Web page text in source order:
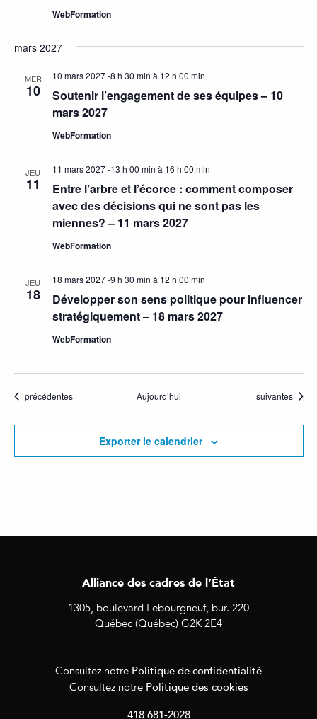
WebFormation
mars 2027
MER
10
Soutenir l’engagement de ses équipes – 10
mars 2027
10 mars 2027 -8 h 30 min à 12 h 00 min
WebFormation
JEU
11
Entre l’arbre et l’écorce : comment composer
avec des décisions qui ne sont pas les
miennes? – 11 mars 2027
11 mars 2027 -13 h 00 min à 16 h 00 min
WebFormation
JEU
18
Développer son sens politique pour influencer
stratégiquement – 18 mars 2027
18 mars 2027 -9 h 30 min à 12 h 00 min
WebFormation
Activités
précédentes Aujourd’hui Activités
suivantes
Exporter le calendrier
Alliance des cadres de l’État
1305, boulevard Lebourgneuf, bur. 220
Québec (Québec) G2K 2E4
Consultez notre Politique de confidentialité
Consultez notre Politique des cookies
418 681-2028